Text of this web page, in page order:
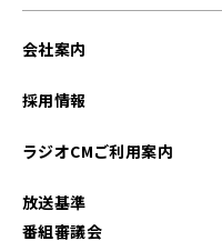
会社案内
採用情報
ラジオCMご利用案内
放送基準
番組審議会